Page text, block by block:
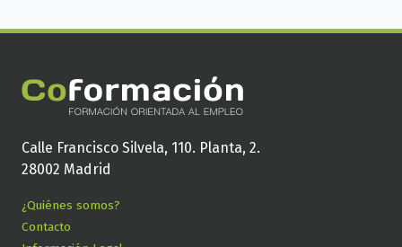
Calle Francisco Silvela, 110. Planta, 2.
28002 Madrid
¿Quiénes somos?
Contacto